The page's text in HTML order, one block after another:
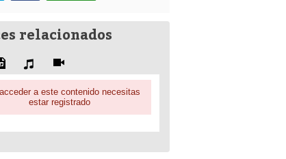
relacionados
a este contenido necesitas
estar registrado